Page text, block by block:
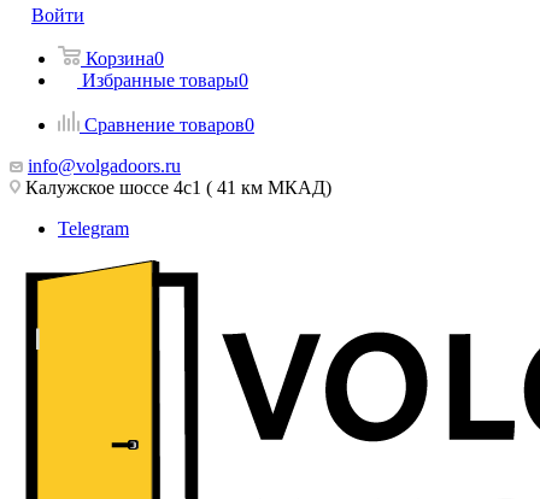
Войти
Корзина0
Избранные товары0
Сравнение товаров0
info@volgadoors.ru
Калужское шоссе 4с1 ( 41 км МКАД)
Telegram